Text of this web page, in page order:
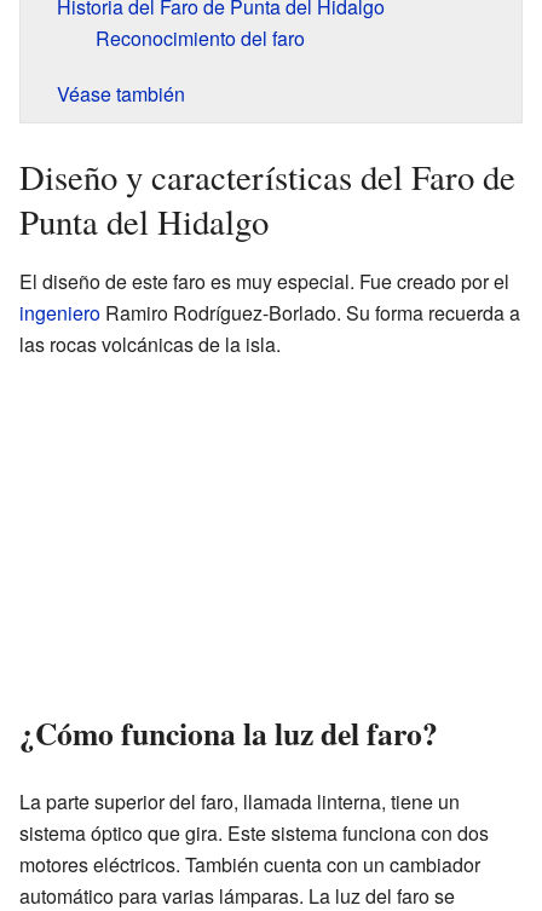
Historia del Faro de Punta del Hidalgo
Reconocimiento del faro
Véase también
Diseño y características del Faro de
Punta del Hidalgo
El diseño de este faro es muy especial. Fue creado por el
ingeniero Ramiro Rodríguez-Borlado. Su forma recuerda a
las rocas volcánicas de la isla.
¿Cómo funciona la luz del faro?
La parte superior del faro, llamada linterna, tiene un
sistema óptico que gira. Este sistema funciona con dos
motores eléctricos. También cuenta con un cambiador
automático para varias lámparas. La luz del faro se